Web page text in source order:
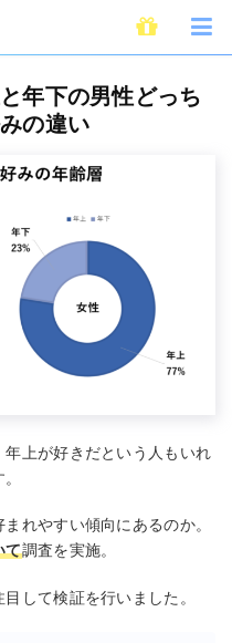
年下の男性どっちがタイプ？性別
年下の男性どっち
の違い
上が好きだという人もいれ
れやすい傾向にあるのか。
て調査を実施。
して検証を行いました。